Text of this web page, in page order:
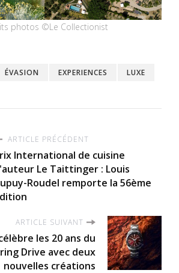
photos ©Le Collectionist
ÉVASION EXPERIENCES LUXE
ARTICLE PRÉCÉDENT
International de cuisine
Le Taittinger : Louis
Roudel remporte la 56ème
ARTICLE SUIVANT
les 20 ans du
Drive avec deux
nouvelles créations